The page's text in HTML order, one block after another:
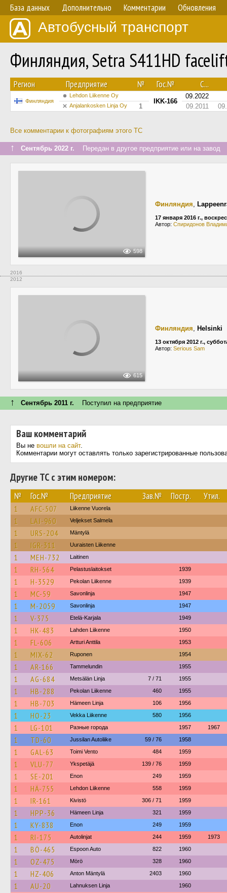
База данных Дополнительно Комментарии Обновления
Автобусный транспорт
Финляндия, Setra S411HD
Регион Предприятие № Гос.№ С...
Финляндия
Lehdon Liikenne Oy
IKK-166
09.2022
Anjalankosken Linja Oy 1 09.2011
Все комментарии к фотографиям этого ТС
↑ Сентябрь 2022 г. Передан в другое предприятие или на завод
598
Финляндия,
17 января 2016 г.,
Автор: Спиридонов
2016
2012
615
Финляндия, Helsinki
13 октября 2012 г.,
Автор: Serious Sam
↑ Сентябрь 2011 г. Поступил на предприятие
Ваш комментарий
Вы не вошли на сайт.
Комментарии могут оставлять только зарегистрированные
Другие ТС с этим номером:
№ Гос.№ Предприятие Зав.№ Постр. Утил.
1 AFC-507 Liikenne Vuorela
1 LAJ-960 Veljekset Salmela
1 URS-204 Mäntylä
1 IGR-311 Uuraisten Liikenne
1 MEH-732 Laitinen
1 RH-564 Pelastuslaitokset 1939
1 H-3529 Pekolan Liikenne 1939
1 MC-59 Savonlinja 1947
1 M-2059 Savonlinja 1947
1 V-375 Etelä-Karjala 1949
1 HK-483 Lahden Liikenne 1950
1 FL-606 Artturi Anttila 1953
1 MIX-62 Ruponen 1954
1 AR-166 Tammelundin 1955
1 AG-684 Metsälän Linja 7 / 71 1955
1 HB-288 Pekolan Liikenne 460 1955
1 HB-703 Hämeen Linja 106 1956
1 HO-23 Vekka Liikenne 580 1956
1 LG-101 Разные города 1957 1967
1 TD-60 Jussilan Autoliike 59 / 76 1958
1 GAL-63 Toimi Vento 484 1959
1 VLU-77 Ykspetäjä 139 / 76 1959
1 SE-201 Enon 249 1959
1 HÄ-755 Lehdon Liikenne 558 1959
1 IR-161 Kivistö 306 / 71 1959
1 HPP-36 Hämeen Linja 321 1959
1 KY-838 Enon 249 1959
1 RI-175 Autolinjat 244 1959 1973
1 BÖ-465 Espoon Auto 822 1960
1 OZ-475 Mörö 328 1960
1 HZ-406 Anton Mäntylä 2403 1960
1 AU-20 Lahnuksen Linja 1960